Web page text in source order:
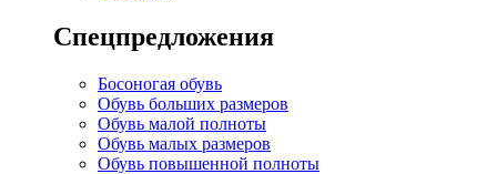
Спецпредложения
Босоногая обувь
Обувь больших размеров
Обувь малой полноты
Обувь малых размеров
Обувь повышенной полноты